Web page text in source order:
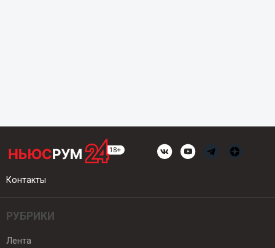
Контакты
РУБРИКИ
Лента